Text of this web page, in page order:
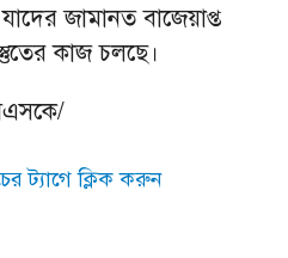
জামানত বাজেয়াপ্ত
কাজ চলছে।
ট্যাগে ক্লিক করুন